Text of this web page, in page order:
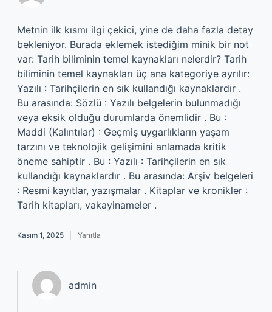
Metnin ilk kısmı ilgi çekici, yine de daha fazla detay
bekleniyor. Burada eklemek istediğim minik bir not
var: Tarih biliminin temel kaynakları nelerdir? Tarih
biliminin temel kaynakları üç ana kategoriye ayrılır:
Yazılı : Tarihçilerin en sık kullandığı kaynaklardır .
Bu arasında: Sözlü : Yazılı belgelerin bulunmadığı
veya eksik olduğu durumlarda önemlidir . Bu :
Maddi (Kalıntılar) : Geçmiş uygarlıkların yaşam
tarzını ve teknolojik gelişimini anlamada kritik
öneme sahiptir . Bu : Yazılı : Tarihçilerin en sık
kullandığı kaynaklardır . Bu arasında: Arşiv belgeleri
: Resmi kayıtlar, yazışmalar . Kitaplar ve kronikler :
Tarih kitapları, vakayinameler .
Kasım 1, 2025 Yanıtla
admin